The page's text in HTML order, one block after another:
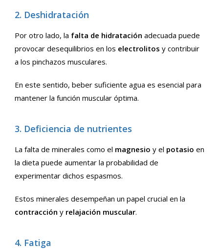
2. Deshidratación
Por otro lado, la falta de hidratación adecuada puede
provocar desequilibrios en los electrolitos y contribuir
a los pinchazos musculares.
En este sentido, beber suficiente agua es esencial para
mantener la función muscular óptima.
3. Deficiencia de nutrientes
La falta de minerales como el magnesio y el potasio en
la dieta puede aumentar la probabilidad de
experimentar dichos espasmos.
Estos minerales desempeñan un papel crucial en la
contracción y relajación muscular.
4. Fatiga